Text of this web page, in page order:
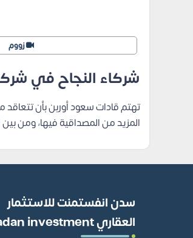
زووم
شركاء النجاح في
تهتم قادات سعود أوربن بأن
المزيد من المصداقية فيها، ومن
سدن انفستمنت للاستثمار
العقاري sadan investment